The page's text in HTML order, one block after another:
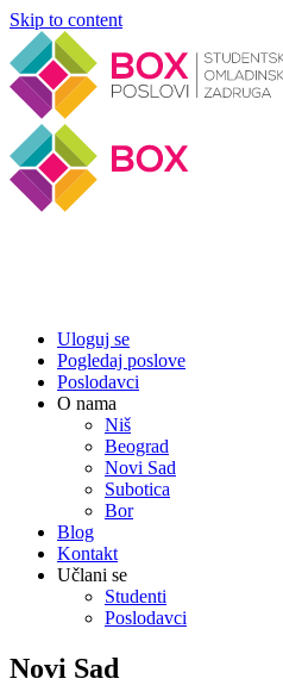
Skip to content
Uloguj se
Pogledaj poslove
Poslodavci
O nama
Niš
Beograd
Novi Sad
Subotica
Bor
Blog
Kontakt
Učlani se
Studenti
Poslodavci
Novi Sad